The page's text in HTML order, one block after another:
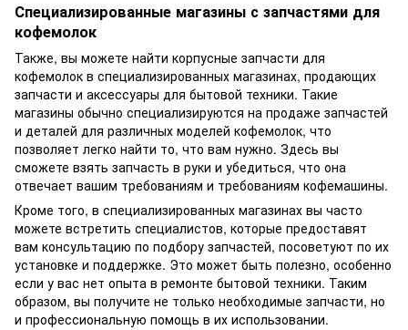
Специализированные магазины с запчастями для
кофемолок
Также, вы можете найти корпусные запчасти для
кофемолок в специализированных магазинах, продающих
запчасти и аксессуары для бытовой техники. Такие
магазины обычно специализируются на продаже запчастей
и деталей для различных моделей кофемолок, что
позволяет легко найти то, что вам нужно. Здесь вы
сможете взять запчасть в руки и убедиться, что она
отвечает вашим требованиям и требованиям кофемашины.
Кроме того, в специализированных магазинах вы часто
можете встретить специалистов, которые предоставят
вам консультацию по подбору запчастей, посоветуют по их
установке и поддержке. Это может быть полезно, особенно
если у вас нет опыта в ремонте бытовой техники. Таким
образом, вы получите не только необходимые запчасти, но
и профессиональную помощь в их использовании.